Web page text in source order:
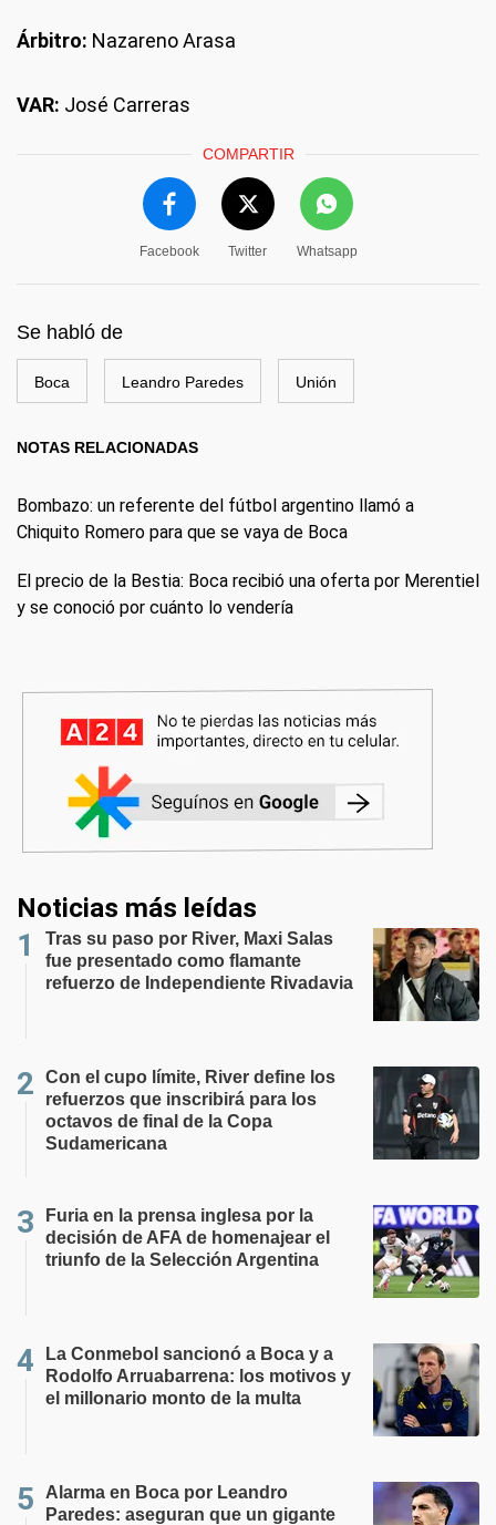
Árbitro: Nazareno Arasa
VAR: José Carreras
COMPARTIR
Facebook Twitter Whatsapp
Se habló de
Boca Leandro Paredes Unión
NOTAS RELACIONADAS
Bombazo: un referente del fútbol argentino llamó a
Chiquito Romero para que se vaya de Boca
El precio de la Bestia: Boca recibió una oferta por Merentiel
y se conoció por cuánto lo vendería
Noticias más leídas
Tras su paso por River, Maxi Salas
fue presentado como flamante
refuerzo de Independiente Rivadavia
Con el cupo límite, River define los
refuerzos que inscribirá para los
octavos de final de la Copa
Sudamericana
Furia en la prensa inglesa por la
decisión de AFA de homenajear el
triunfo de la Selección Argentina
La Conmebol sancionó a Boca y a
Rodolfo Arruabarrena: los motivos y
el millonario monto de la multa
Alarma en Boca por Leandro
Paredes: aseguran que un gigante